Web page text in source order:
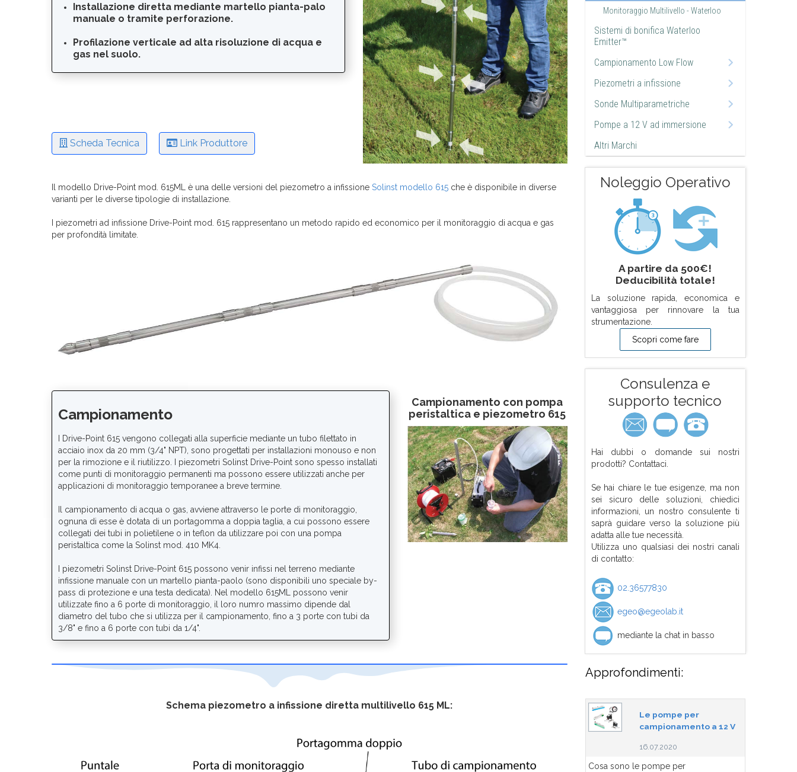
Installazione diretta mediante martello pianta-palo
manuale o tramite perforazione.
Profilazione verticale ad alta risoluzione di acqua e
gas nel suolo.
Scheda Tecnica Link Produttore
Il modello Drive-Point mod. 615ML è una delle versioni del piezometro a infissione Solinst modello 615 che è disponibile in diverse
varianti per le diverse tipologie di installazione.
I piezometri ad infissione Drive-Point mod. 615 rappresentano un metodo rapido ed economico per il monitoraggio di acqua e gas
per profondità limitate.
Campionamento
I Drive-Point 615 vengono collegati alla superficie mediante un tubo filettato in
acciaio inox da 20 mm (3/4" NPT), sono progettati per installazioni monouso e non
per la rimozione e il riutilizzo. I piezometri Solinst Drive-Point sono spesso installati
come punti di monitoraggio permanenti ma possono essere utilizzati anche per
applicazioni di monitoraggio temporanee a breve termine.
Il campionamento di acqua o gas, avviene attraverso le porte di monitoraggio,
ognuna di esse è dotata di un portagomma a doppia taglia, a cui possono essere
collegati dei tubi in polietilene o in teflon da utilizzare poi con una pompa
peristaltica come la Solinst mod. 410 MK4.
I piezometri Solinst Drive-Point 615 possono venir infissi nel terreno mediante
infissione manuale con un martello pianta-paolo (sono disponibili uno speciale by-
pass di protezione e una testa dedicata). Nel modello 615ML possono venir
utilizzate fino a 6 porte di monitoraggio, il loro numro massimo dipende dal
diametro del tubo che si utilizza per il campionamento, fino a 3 porte con tubi da
3/8" e fino a 6 porte con tubi da 1/4".
Campionamento con pompa
peristaltica e piezometro 615
Schema piezometro a infissione diretta multilivello 615 ML:
Monitoraggio Multilivello - Waterloo
Sistemi di bonifica Waterloo
Emitter™
Campionamento Low Flow
Piezometri a infissione
Sonde Multiparametriche
Pompe a 12 V ad immersione
Altri Marchi
Noleggio Operativo
A partire da 500€!
Deducibilità totale!
La soluzione rapida, economica e
vantaggiosa per rinnovare la tua
strumentazione.
Scopri come fare
Consulenza e
supporto tecnico
Hai dubbi o domande sui nostri
prodotti? Contattaci.
Se hai chiare le tue esigenze, ma non
sei sicuro delle soluzioni, chiedici
informazioni, un nostro consulente ti
saprà guidare verso la soluzione più
adatta alle tue necessità.
Utilizza uno qualsiasi dei nostri canali
di contatto:
02.36577830
egeo@egeolab.it
mediante la chat in basso
Approfondimenti:
Le pompe per
campionamento a 12 V
16.07.2020
Cosa sono le pompe per